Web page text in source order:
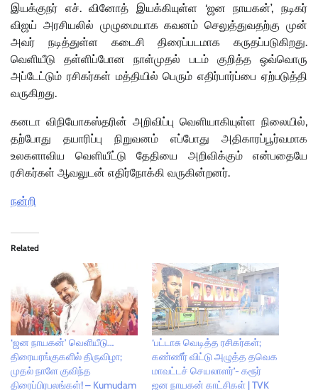
இயக்குநர் எச். வினோத் இயக்கியுள்ள ‘ஜன நாயகன்’, நடிகர்
விஜய் அரசியலில் முழுமையாக கவனம் செலுத்துவதற்கு முன்
அவர் நடித்துள்ள கடைசி திரைப்படமாக கருதப்படுகிறது.
வெளியீடு தள்ளிப்போன நாள்முதல் படம் குறித்த ஒவ்வொரு
அப்டேட்டும் ரசிகர்கள் மத்தியில் பெரும் எதிர்பார்ப்பை ஏற்படுத்தி
வருகிறது.
கனடா விநியோகஸ்தரின் அறிவிப்பு வெளியாகியுள்ள நிலையில்,
தற்போது தயாரிப்பு நிறுவனம் எப்போது அதிகாரப்பூர்வமாக
உலகளாவிய வெளியீட்டு தேதியை அறிவிக்கும் என்பதையே
ரசிகர்கள் ஆவலுடன் எதிர்நோக்கி வருகின்றனர்.
நன்றி
Related
‘ஜன நாயகன்’ வெளியீடு…
திரையரங்குகளில் திருவிழா;
முதல் நாளே குவிந்த
திரைப்பிரபலங்கள்! – Kumudam
‘பட்டாசு வெடித்த ரசிகர்கள்;
கண்ணீர் விட்டு அழுத்த தவெக
மாவட்டச் செயலாளர்’- கரூர்
ஜன நாயகன் காட்சிகள் | TVK